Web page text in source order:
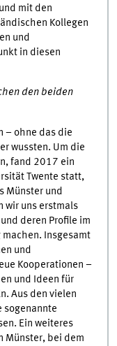
mit den
Kollegen
und
in diesen
den beiden
– ohne das die
wussten. Um die
fand 2017 ein
Twente statt,
Münster und
wir uns erstmals
deren Profile im
Insgesamt
und
Kooperationen –
und Ideen für
Aus den vielen
sogenannte
Ein weiteres
Münster, bei dem